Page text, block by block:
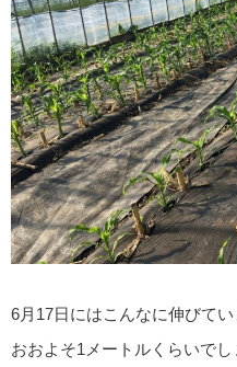
6月17日にはこんなに伸びてい
おおよそ1メートルくらいでし